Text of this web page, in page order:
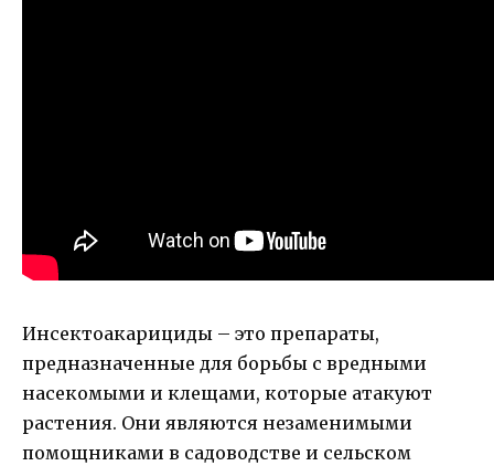
Инсектоакарициды – это препараты,
предназначенные для борьбы с вредными
насекомыми и клещами, которые атакуют
растения. Они являются незаменимыми
помощниками в садоводстве и сельском